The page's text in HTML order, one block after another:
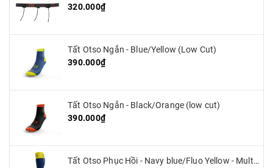
320.000₫
Tất Otso Ngắn - Blue/Yellow (Low Cut)
390.000₫
Tất Otso Ngắn - Black/Orange (low cut)
390.000₫
Tất Otso Phục Hồi - Navy blue/Fluo Yellow - Multisport Recovery